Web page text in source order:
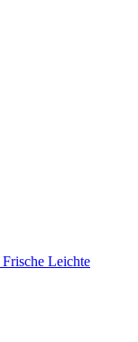
Frische Leichte